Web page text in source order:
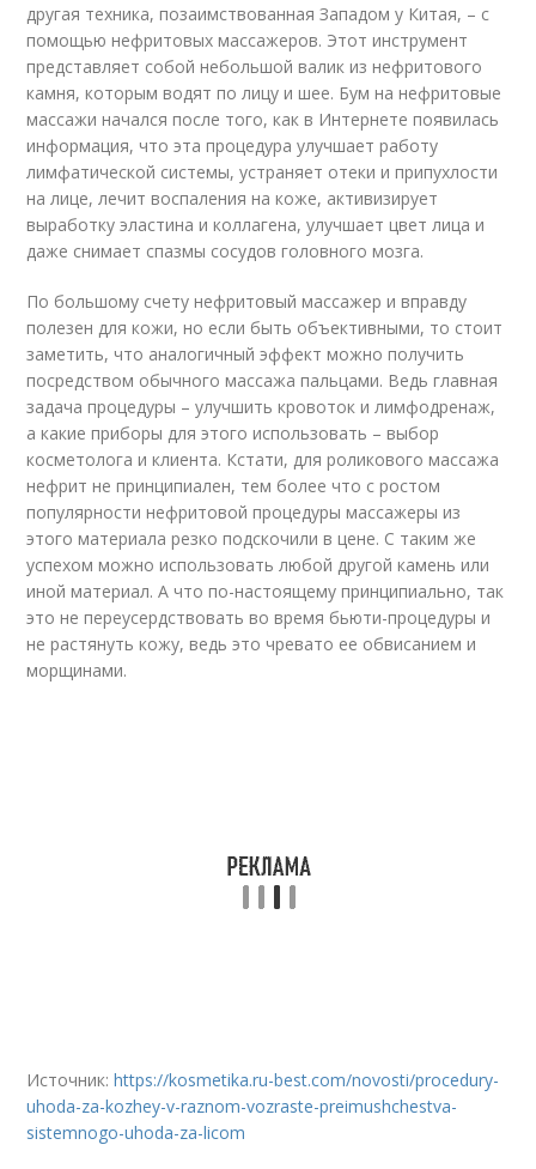
другая техника, позаимствованная Западом у Китая, – с
помощью нефритовых массажеров. Этот инструмент
представляет собой небольшой валик из нефритового
камня, которым водят по лицу и шее. Бум на нефритовые
массажи начался после того, как в Интернете появилась
информация, что эта процедура улучшает работу
лимфатической системы, устраняет отеки и припухлости
на лице, лечит воспаления на коже, активизирует
выработку эластина и коллагена, улучшает цвет лица и
даже снимает спазмы сосудов головного мозга.
По большому счету нефритовый массажер и вправду
полезен для кожи, но если быть объективными, то стоит
заметить, что аналогичный эффект можно получить
посредством обычного массажа пальцами. Ведь главная
задача процедуры – улучшить кровоток и лимфодренаж,
а какие приборы для этого использовать – выбор
косметолога и клиента. Кстати, для роликового массажа
нефрит не принципиален, тем более что с ростом
популярности нефритовой процедуры массажеры из
этого материала резко подскочили в цене. С таким же
успехом можно использовать любой другой камень или
иной материал. А что по-настоящему принципиально, так
это не переусердствовать во время бьюти-процедуры и
не растянуть кожу, ведь это чревато ее обвисанием и
морщинами.
Источник:https://kosmetika.ru-best.com/novosti/procedury-
uhoda-za-kozhey-v-raznom-vozraste-preimushchestva-
sistemnogo-uhoda-za-licom